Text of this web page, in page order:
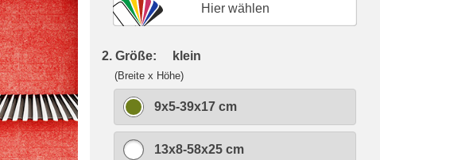
Hier wählen
2. Größe: klein
(Breite x Höhe)
9x5-39x17 cm
13x8-58x25 cm